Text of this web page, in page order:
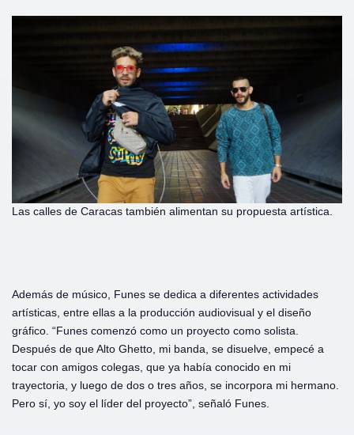
Las calles de Caracas también alimentan su propuesta artística.
Además de músico, Funes se dedica a diferentes actividades
artísticas, entre ellas a la producción audiovisual y el diseño
gráfico. “Funes comenzó como un proyecto como solista.
Después de que Alto Ghetto, mi banda, se disuelve, empecé a
tocar con amigos colegas, que ya había conocido en mi
trayectoria, y luego de dos o tres años, se incorpora mi hermano.
Pero sí, yo soy el líder del proyecto”, señaló Funes.